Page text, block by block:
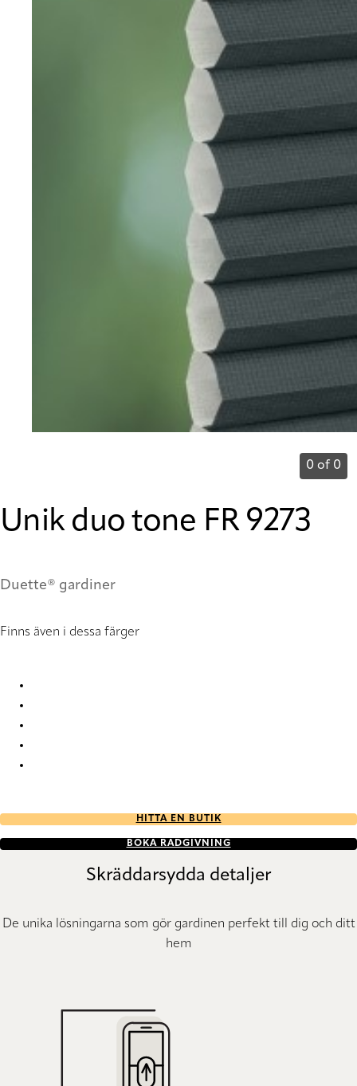
0 of 0
Unik duo tone FR 9273
Duette® gardiner
Finns även i dessa färger
HITTA EN BUTIK
BOKA RÅDGIVNING
Skräddarsydda detaljer
De unika lösningarna som gör gardinen perfekt till dig och ditt
hem